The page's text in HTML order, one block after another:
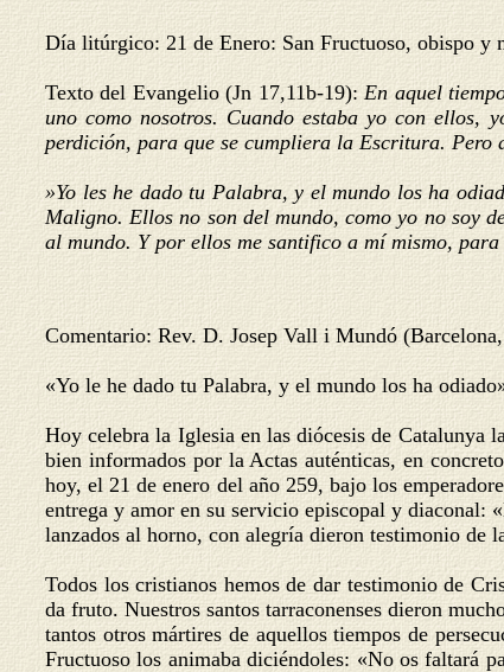
Día litúrgico: 21 de Enero: San Fructuoso, obispo
Texto del Evangelio (Jn 17,11b-19):En aquel
uno como nosotros. Cuando estaba yo con
perdición, para que se cumpliera la Escritura. Pero
»Yo les he dado tu Palabra, y el mundo los ha
Maligno. Ellos no son del mundo, como yo no soy
al mundo. Y por ellos me santifico a mí mismo,
Comentario: Rev. D. Josep Vall i Mundó
«Yo le he dado tu Palabra, y el mundo los ha
Hoy celebra la Iglesia en las diócesis de Catalunya
bien informados por la Actas auténticas, en
hoy, el 21 de enero del año 259, bajo los
entrega y amor en su servicio episcopal y diaconal:
lanzados al horno, con alegría dieron testimonio de
Todos los cristianos hemos de dar testimonio de
da fruto. Nuestros santos tarraconenses dieron
tantos otros mártires de aquellos tiempos de
Fructuoso los animaba diciéndoles: «No os faltará